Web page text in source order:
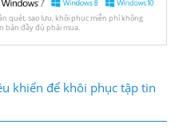
quét, sao lưu, khôi phục miễn phí không
bản đầy đủ phải mua.
khiển để khôi phục tập tin